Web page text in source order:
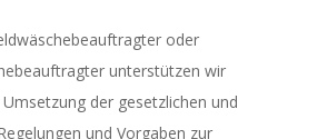
oder
unterstützen wir
der gesetzlichen und
und Vorgaben zur